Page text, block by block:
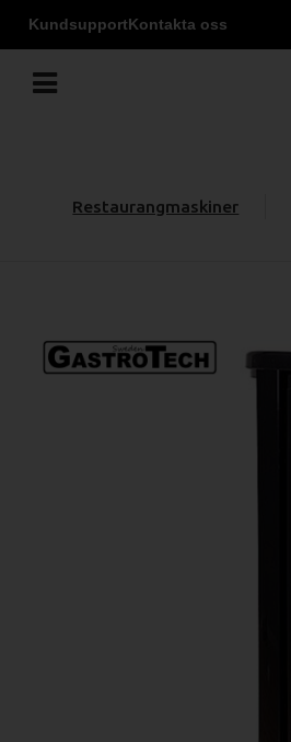
KundsupportKontakta oss
Restaurangmaskiner